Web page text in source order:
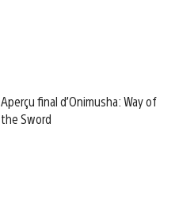
Aperçu final d’Onimusha: Way of
the Sword